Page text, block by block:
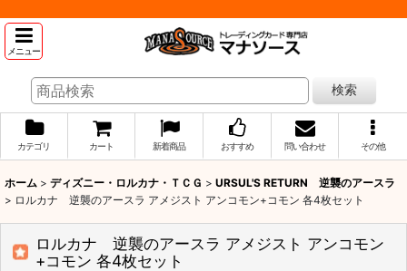
メニュー
検索
カテゴリ カート 新着商品 おすすめ 問い合わせ その他
ホーム > ディズニー・ロルカナ・ＴＣＧ > URSUL'S RETURN 逆襲のアースラ
> ロルカナ 逆襲のアースラ アメジスト アンコモン+コモン 各4枚セット
ロルカナ 逆襲のアースラ アメジスト アンコモン
+コモン 各4枚セット